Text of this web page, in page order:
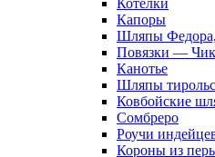
Котелки
Капоры
Шляпы
Повязки —
Канотье
Шляпы
Ковбойские
Сомбреро
Роучи
Короны из